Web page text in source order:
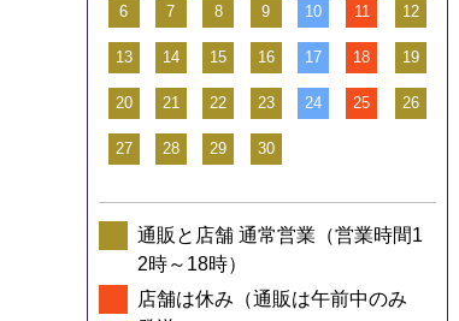
6 7 8 9 10 11 12
13 14 15 16 17 18 19
20 21 22 23 24 25 26
27 28 29 30
通販と店舗 通常営業（営業時間1
2時～18時）
店舗は休み（通販は午前中のみ